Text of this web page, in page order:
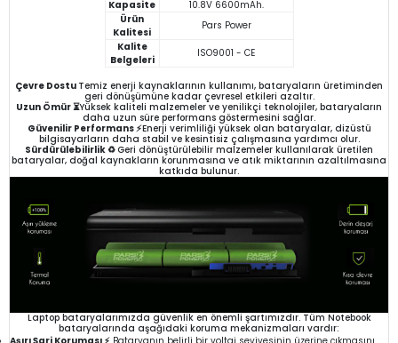
Kapasite
10.8V 6600mAh.
Ürün
Kalitesi
Pars Power
Kalite
Belgeleri
ISO9001 - CE
Çevre Dostu Temiz enerji kaynaklarının kullanımı, bataryaların üretiminden
geri dönüşümüne kadar çevresel etkileri azaltır.
Uzun Ömür ⏳Yüksek kaliteli malzemeler ve yenilikçi teknolojiler, bataryaların
daha uzun süre performans göstermesini sağlar.
Güvenilir Performans ⚡Enerji verimliliği yüksek olan bataryalar, dizüstü
bilgisayarların daha stabil ve kesintisiz çalışmasına yardımcı olur.
Sürdürülebilirlik ♻️Geri dönüştürülebilir malzemeler kullanılarak üretilen
bataryalar, doğal kaynakların korunmasına ve atık miktarının azaltılmasına
katkıda bulunur.
Laptop bataryalarımızda güvenlik en önemli şartımızdır. Tüm Notebook
bataryalarında aşağıdaki koruma mekanizmaları vardır: